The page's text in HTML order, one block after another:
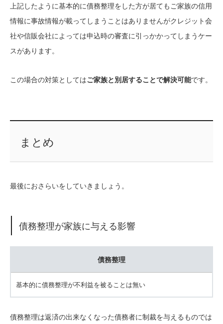
上記したように基本的に債務整理をした方が居てもご家族の信用
情報に事故情報が載ってしまうことはありませんがクレジット会
社や信販会社によっては申込時の審査に引っかかってしまうケー
スがあります。
この場合の対策としてはご家族と別居することで解決可能です。
まとめ
最後におさらいをしていきましょう。
債務整理が家族に与える影響
債務整理
基本的に債務整理が不利益を被ることは無い
債務整理は返済の出来なくなった債務者に制裁を与えるものでは